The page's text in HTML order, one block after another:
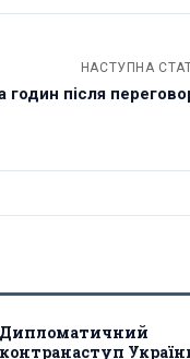
НАСТУПНА
годин після
Дипломатичний
контранаступ